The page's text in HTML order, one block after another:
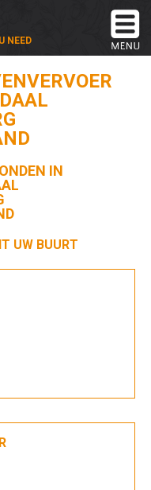
NEED
IN
UW BUURT